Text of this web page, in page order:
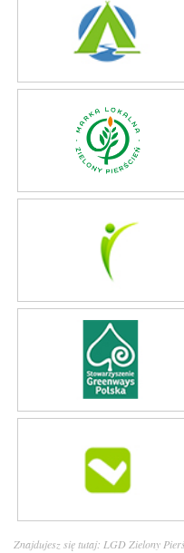
Znajdujesz się tutaj: LGD Zielony